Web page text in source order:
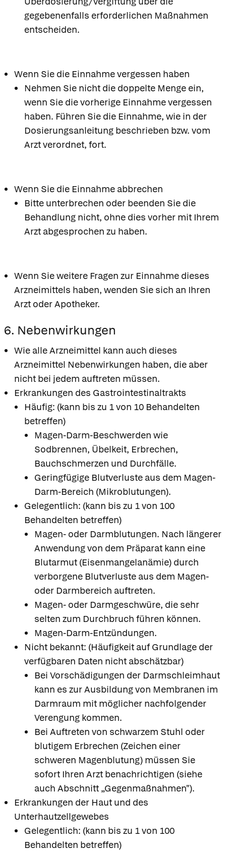
gegebenenfalls erforderlichen Maßnahmen
entscheiden.
Wenn Sie die Einnahme vergessen haben
Nehmen Sie nicht die doppelte Menge ein,
wenn Sie die vorherige Einnahme vergessen
haben. Führen Sie die Einnahme, wie in der
Dosierungsanleitung beschrieben bzw. vom
Arzt verordnet, fort.
Wenn Sie die Einnahme abbrechen
Bitte unterbrechen oder beenden Sie die
Behandlung nicht, ohne dies vorher mit Ihrem
Arzt abgesprochen zu haben.
Wenn Sie weitere Fragen zur Einnahme dieses
Arzneimittels haben, wenden Sie sich an Ihren
Arzt oder Apotheker.
6. Nebenwirkungen
Wie alle Arzneimittel kann auch dieses
Arzneimittel Nebenwirkungen haben, die aber
nicht bei jedem auftreten müssen.
Erkrankungen des Gastrointestinaltrakts
Häufig: (kann bis zu 1 von 10 Behandelten
betreffen)
Magen-Darm-Beschwerden wie
Sodbrennen, Übelkeit, Erbrechen,
Bauchschmerzen und Durchfälle.
Geringfügige Blutverluste aus dem Magen-
Darm-Bereich (Mikroblutungen).
Gelegentlich: (kann bis zu 1 von 100
Behandelten betreffen)
Magen- oder Darmblutungen. Nach längerer
Anwendung von dem Präparat kann eine
Blutarmut (Eisenmangelanämie) durch
verborgene Blutverluste aus dem Magen-
oder Darmbereich auftreten.
Magen- oder Darmgeschwüre, die sehr
selten zum Durchbruch führen können.
Magen-Darm-Entzündungen.
Nicht bekannt: (Häufigkeit auf Grundlage der
verfügbaren Daten nicht abschätzbar)
Bei Vorschädigungen der Darmschleimhaut
kann es zur Ausbildung von Membranen im
Darmraum mit möglicher nachfolgender
Verengung kommen.
Bei Auftreten von schwarzem Stuhl oder
blutigem Erbrechen (Zeichen einer
schweren Magenblutung) müssen Sie
sofort Ihren Arzt benachrichtigen (siehe
auch Abschnitt „Gegenmaßnahmen").
Erkrankungen der Haut und des
Unterhautzellgewebes
Gelegentlich: (kann bis zu 1 von 100
Behandelten betreffen)